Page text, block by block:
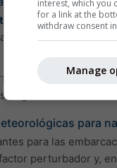
relacionada con su
poco
tienen un periodo
largo.
para
para las
perturbador y,
interest, which you
for a link at the
withdraw consent
Manage